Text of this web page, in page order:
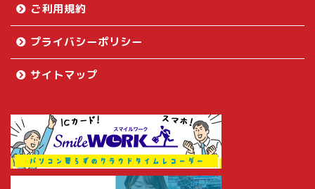
ご利用規約
プライバシーポリシー
サイトマップ